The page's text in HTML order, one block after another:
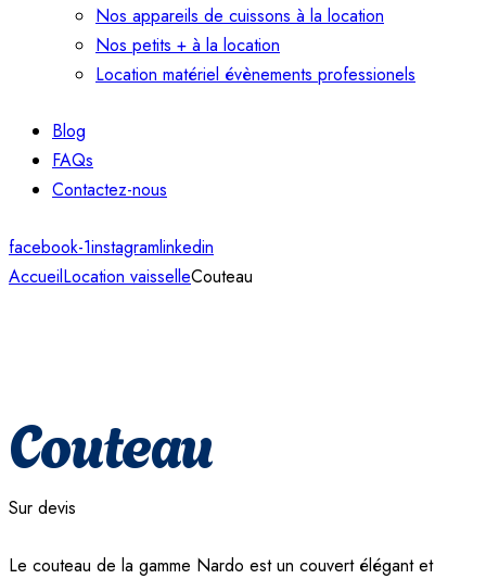
Nos appareils de cuissons à la location
Nos petits + à la location
Location matériel évènements professionels
Blog
FAQs
Contactez-nous
facebook-1instagramlinkedin
AccueilLocation vaisselleCouteau
Couteau
Sur devis
Le couteau de la gamme Nardo est un couvert élégant et